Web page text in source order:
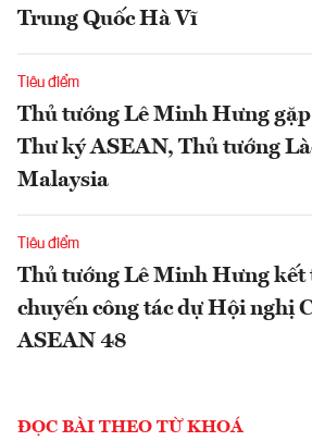
Trung Quốc Hà Vĩ
Tiêu điểm
Thủ tướng Lê Minh Hưng
Thư ký ASEAN, Thủ tướng
Malaysia
Tiêu điểm
Thủ tướng Lê Minh Hưng kết
chuyến công tác dự Hội nghị
ASEAN 48
ĐỌC BÀI THEO TỪ KHOÁ